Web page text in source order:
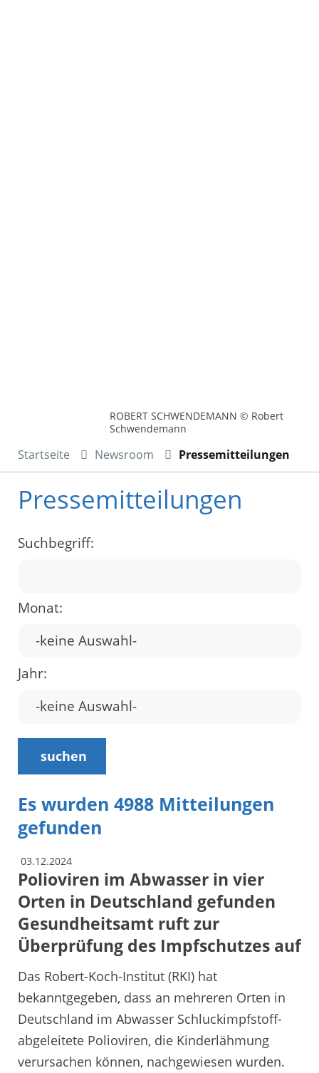
ROBERT SCHWENDEMANN © Robert
Schwendemann
Startseite Newsroom Pressemitteilungen
Pressemitteilungen
Suchbegriff:
Monat:
Jahr:
suchen
Es wurden 4988 Mitteilungen
gefunden
03.12.2024
Polioviren im Abwasser in vier
Orten in Deutschland gefunden
Gesundheitsamt ruft zur
Überprüfung des Impfschutzes auf
Das Robert-Koch-Institut (RKI) hat
bekanntgegeben, dass an mehreren Orten in
Deutschland im Abwasser Schluckimpfstoff-
abgeleitete Polioviren, die Kinderlähmung
verursachen können, nachgewiesen wurden.